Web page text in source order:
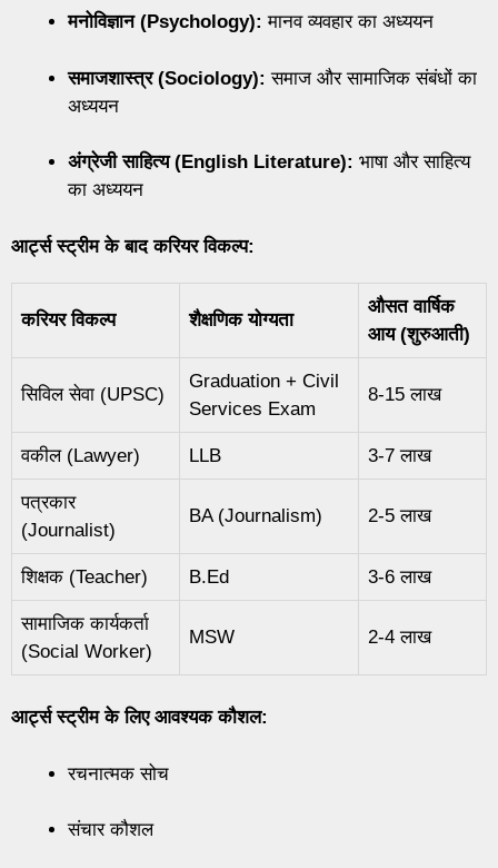
मनोविज्ञान (Psychology): मानव व्यवहार का अध्ययन
समाजशास्त्र (Sociology): समाज और सामाजिक संबंधों का
अध्ययन
अंग्रेजी साहित्य (English Literature): भाषा और साहित्य
का अध्ययन
आर्ट्स स्ट्रीम के बाद करियर विकल्प:
करियर विकल्प शैक्षणिक योग्यता
औसत वार्षिक
आय (शुरुआती)
सिविल सेवा (UPSC)
Graduation + Civil
Services Exam
8-15 लाख
वकील (Lawyer) LLB 3-7 लाख
पत्रकार
(Journalist)
BA (Journalism) 2-5 लाख
शिक्षक (Teacher) B.Ed 3-6 लाख
सामाजिक कार्यकर्ता
(Social Worker)
MSW 2-4 लाख
आर्ट्स स्ट्रीम के लिए आवश्यक कौशल:
रचनात्मक सोच
संचार कौशल